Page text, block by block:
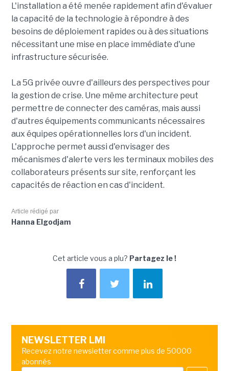
L'installation a été menée rapidement afin d'évaluer
la capacité de la technologie à répondre à des
besoins de déploiement rapides ou à des situations
nécessitant une mise en place immédiate d'une
infrastructure sécurisée.
La 5G privée ouvre d'ailleurs des perspectives pour
la gestion de crise. Une même architecture peut
permettre de connecter des caméras, mais aussi
d'autres équipements communicants nécessaires
aux équipes opérationnelles lors d'un incident.
L'approche permet aussi d'envisager des
mécanismes d'alerte vers les terminaux mobiles des
collaborateurs présents sur site, renforçant les
capacités de réaction en cas d'incident.
Article rédigé par
Hanna Elgodjam
Cet article vous a plu? Partagez le !
NEWSLETTER LMI
Recevez notre newsletter comme plus de 50000
abonnés